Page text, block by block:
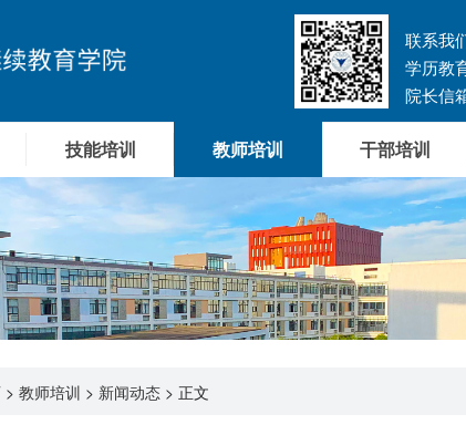
联系我
学历教
院长信
技能培训 教师培训 干部培训
> 教师培训 > 新闻动态 > 正文